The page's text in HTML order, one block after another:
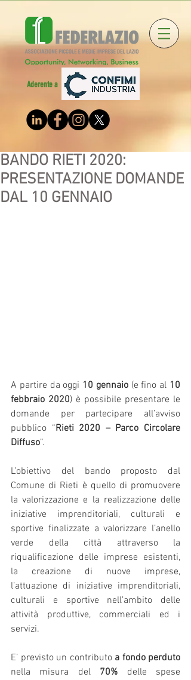
Aderente a
BANDO RIETI 2020:
PRESENTAZIONE DOMANDE
DAL 10 GENNAIO
A partire da oggi 10 gennaio (e fino al 10
febbraio 2020) è possibile presentare le
domande per partecipare all’avviso
pubblico “Rieti 2020 – Parco Circolare
Diffuso”.
L’obiettivo del bando proposto dal
Comune di Rieti è quello di promuovere
la valorizzazione e la realizzazione delle
iniziative imprenditoriali, culturali e
sportive finalizzate a valorizzare l’anello
verde della città attraverso la
riqualificazione delle imprese esistenti,
la creazione di nuove imprese,
l’attuazione di iniziative imprenditoriali,
culturali e sportive nell’ambito delle
attività produttive, commerciali ed i
servizi.
E’ previsto un contributo a fondo perduto
nella misura del 70% delle spese